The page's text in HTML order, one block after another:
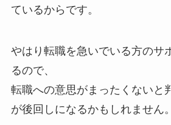
ているからです。
やはり転職を急いでいる方のサ
るので、
転職への意思がまったくないと
が後回しになるかもしれません。